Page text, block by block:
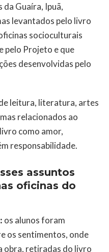
Guaíra, Ipuã,
levantados pelo livro
socioculturais
pelo Projeto e que
desenvolvidas pelo
leitura, literatura, artes
relacionados ao
como amor,
responsabilidade.
assuntos
oficinas do
os alunos foram
os sentimentos, onde
obra, retiradas do livro